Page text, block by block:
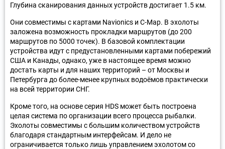
Глубина сканирования данных устройств достигает 1.5 км.
Они совместимы с картами Navionics и C-Map. В эхолоты
заложена возможность прокладки маршрутов (до 200
маршрутов по 5000 точек). В базовой комплектации
устройства идут с предустановленными картами побережий
США и Канады, однако, уже в настоящее время можно
достать карты и для наших территорий – от Москвы и
Петербурга до более-менее крупных водоёмов практически
на всей территории СНГ.
Кроме того, на основе серия HDS может быть построена
целая система по организации всего процесса рыбалки.
Эхолоты совместимы с большим количеством устройств
благодаря стандартным интерфейсам. И дело не
ограничивается только лишь управлением эхолотом со